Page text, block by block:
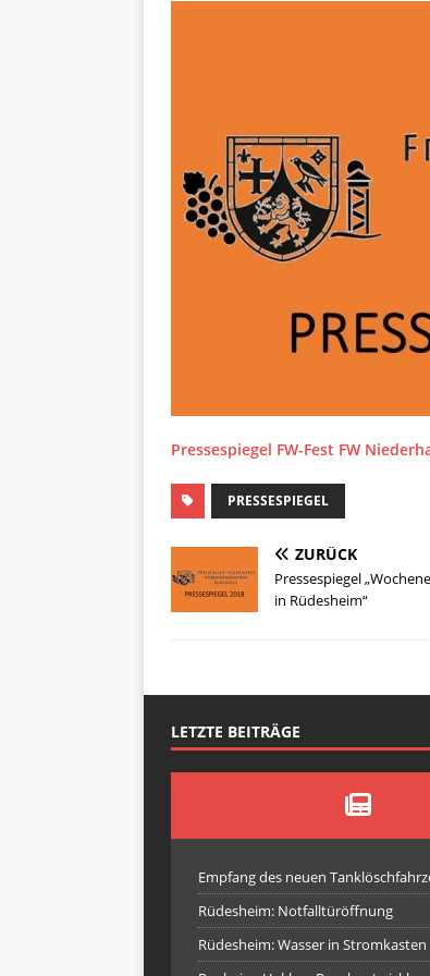
Pressespiegel FW-Fest FW
PRESSESPIEGEL
ZURÜCK
Pressespiegel
in Rüdesheim“
LETZTE BEITRÄGE
Empfang des neuen
Rüdesheim: Notfalltüröffnung
Rüdesheim: Wasser in Stromkasten